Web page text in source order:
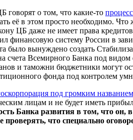
говорят о том, что какие-то
её в этом просто необходимо. Что
ЦБ даже не имеет права
финансовую систему России в
было вынуждено создать
счета Всемирного Банка под
таможни бюджетники могут
фонда под контролем
под громким
лицам и не будет иметь
Банка развития в том, что он,
что специально